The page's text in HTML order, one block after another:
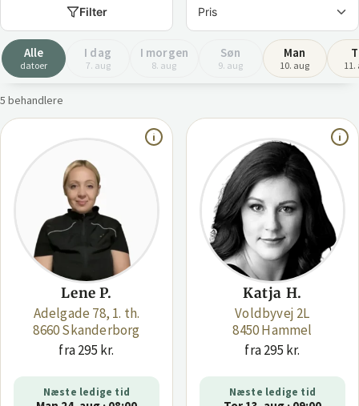
Filter
Alle
datoer
I dag
7. aug
I morgen
8. aug
Søn
9. aug
Man
10. aug 11.
5 behandlere
Lene P.
Adelgade 78, 1. th.
8660 Skanderborg
fra 295 kr.
Næste ledige tid
Katja H.
Voldbyvej 2L
8450 Hammel
fra 295 kr.
Næste ledige tid